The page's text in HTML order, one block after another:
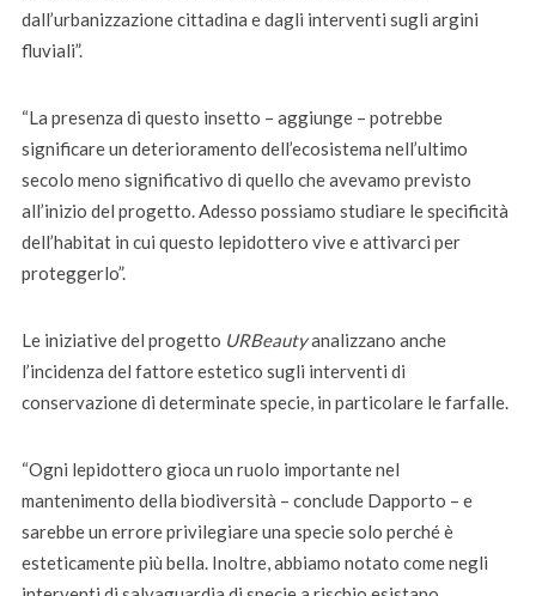
dall’urbanizzazione cittadina e dagli interventi sugli argini
fluviali”.
“La presenza di questo insetto – aggiunge – potrebbe
significare un deterioramento dell’ecosistema nell’ultimo
secolo meno significativo di quello che avevamo previsto
all’inizio del progetto. Adesso possiamo studiare le specificità
dell’habitat in cui questo lepidottero vive e attivarci per
proteggerlo”.
Le iniziative del progetto URBeautyanalizzano anche
l’incidenza del fattore estetico sugli interventi di
conservazione di determinate specie, in particolare le farfalle.
“Ogni lepidottero gioca un ruolo importante nel
mantenimento della biodiversità – conclude Dapporto – e
sarebbe un errore privilegiare una specie solo perché è
esteticamente più bella. Inoltre, abbiamo notato come negli